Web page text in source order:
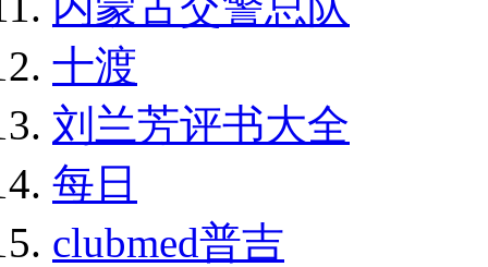
十渡
刘兰芳评书大全
每日
clubmed普吉